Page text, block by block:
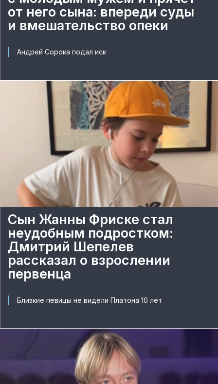
от него сына: впереди суды
и вмешательство опеки
Андрей Сорока подал иск
Сын Жанны Фриске стал
неудобным подростком:
Дмитрий Шепелев
рассказал о взрослении
первенца
Близкие певицы не видели Платона 10 лет